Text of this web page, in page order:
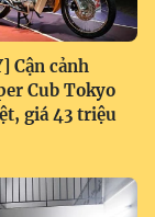
Cận cảnh
Cub Tokyo
giá 43 triệu